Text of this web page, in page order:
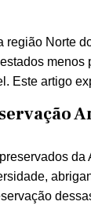
região Norte
Este artigo